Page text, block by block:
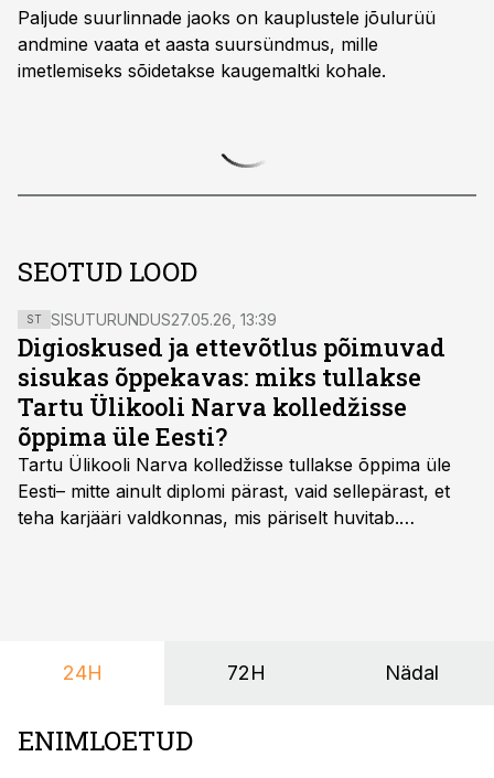
Paljude suurlinnade jaoks on kauplustele jõulurüü
andmine vaata et aasta suursündmus, mille
imetlemiseks sõidetakse kaugemaltki kohale.
SEOTUD LOOD
ST SISUTURUNDUS27.05.26, 13:39
Digioskused ja ettevõtlus põimuvad
sisukas õppekavas: miks tullakse
Tartu Ülikooli Narva kolledžisse
õppima üle Eesti?
Tartu Ülikooli Narva kolledžisse tullakse õppima üle
Eesti– mitte ainult diplomi pärast, vaid sellepärast, et
teha karjääri valdkonnas, mis päriselt huvitab.
24H 72H Nädal
ENIMLOETUD